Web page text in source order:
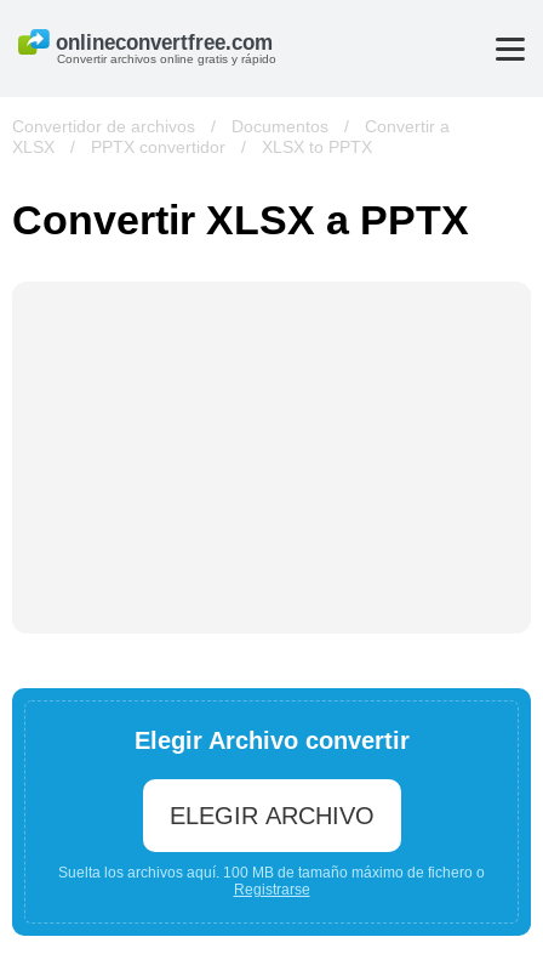
Convertir archivos online gratis y rápido
Convertidor de archivos / Documentos /
Convertir a
XLSX
/ PPTX convertidor / XLSX to PPTX
Convertir XLSX a PPTX
Elegir Archivo convertir
ELEGIR ARCHIVO
Suelta los archivos aquí. 100 MB de tamaño máximo de fichero o
Registrarse